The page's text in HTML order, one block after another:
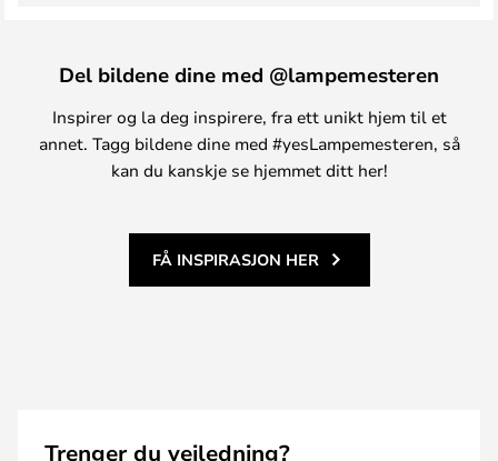
Del bildene dine med @lampemesteren
Inspirer og la deg inspirere, fra ett unikt hjem til et
annet. Tagg bildene dine med #yesLampemesteren, så
kan du kanskje se hjemmet ditt her!
FÅ INSPIRASJON HER
Trenger du veiledning?